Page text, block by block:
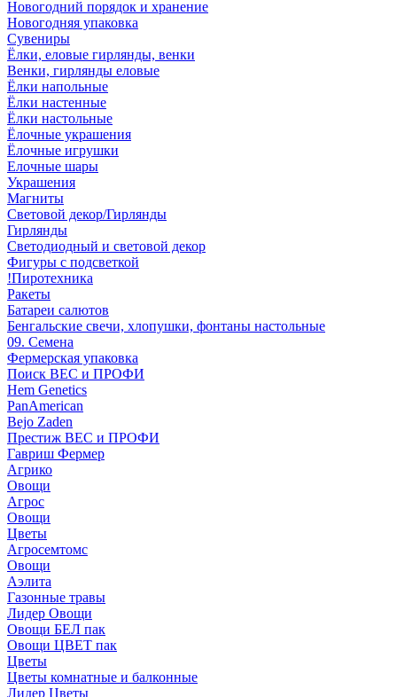
Новогодний порядок и хранение
Новогодняя упаковка
Сувениры
Ёлки, еловые гирлянды, венки
Венки, гирлянды еловые
Ёлки напольные
Ёлки настенные
Ёлки настольные
Ёлочные украшения
Ёлочные игрушки
Елочные шары
Украшения
Магниты
Световой декор/Гирлянды
Гирлянды
Светодиодный и световой декор
Фигуры с подсветкой
!Пиротехника
Ракеты
Батареи салютов
Бенгальские свечи, хлопушки, фонтаны настольные
09. Семена
Фермерская упаковка
Поиск ВЕС и ПРОФИ
Hem Genetics
PanAmerican
Bejo Zaden
Престиж ВЕС и ПРОФИ
Гавриш Фермер
Агрико
Овощи
Агрос
Овощи
Цветы
Агросемтомс
Овощи
Аэлита
Газонные травы
Лидер Овощи
Овощи БЕЛ пак
Овощи ЦВЕТ пак
Цветы
Цветы комнатные и балконные
Лидер Цветы